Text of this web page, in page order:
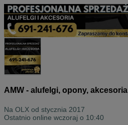
AMW - alufelgi, opony, akcesoria
Na OLX od stycznia 2017
Ostatnio online wczoraj o 10:40